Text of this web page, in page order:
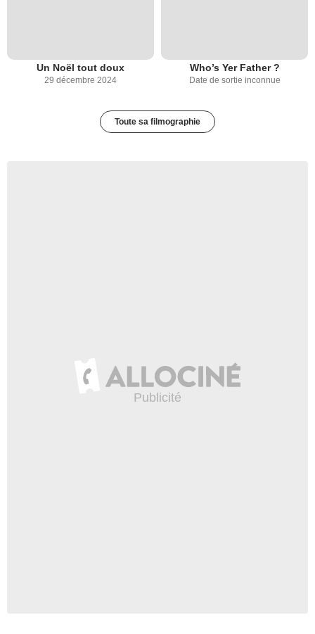
Un Noël tout doux
29 décembre 2024
Who’s Yer Father ?
Date de sortie inconnue
Toute sa filmographie